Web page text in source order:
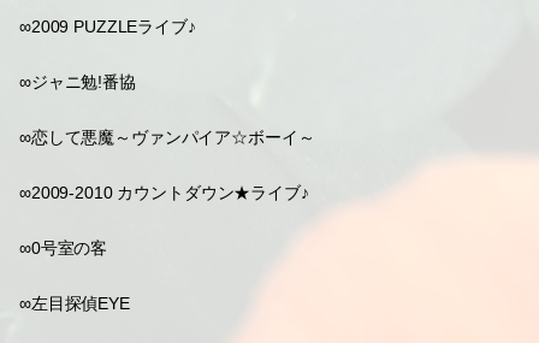
∞2009 PUZZLEライブ♪
∞ジャニ勉!番協
∞恋して悪魔～ヴァンパイア☆ボーイ～
∞2009-2010 カウントダウン★ライブ♪
∞0号室の客
∞左目探偵EYE